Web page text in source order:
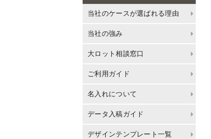
当社のケースが選ばれる理由
当社の強み
大ロット相談窓口
ご利用ガイド
名入れについて
データ入稿ガイド
デザインテンプレート一覧